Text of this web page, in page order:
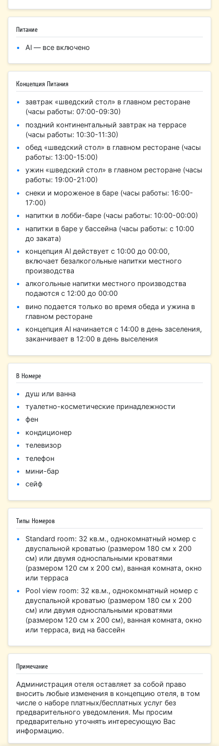
Питание
Al — все включено
Концепция Питания
завтрак «шведский стол» в главном ресторане
(часы работы: 07:00-09:30)
поздний континентальный завтрак на террасе
(часы работы: 10:30-11:30)
обед «шведский стол» в главном ресторане (часы
работы: 13:00-15:00)
ужин «шведский стол» в главном ресторане (часы
работы: 19:00-21:00)
снеки и мороженое в баре (часы работы: 16:00-
17:00)
напитки в лобби-баре (часы работы: 10:00-00:00)
напитки в баре у бассейна (часы работы: с 10:00
до заката)
концепция Al действует с 10:00 до 00:00,
включает безалкогольные напитки местного
производства
алкогольные напитки местного производства
подаются с 12:00 до 00:00
вино подается только во время обеда и ужина в
главном ресторане
концепция Al начинается с 14:00 в день заселения,
заканчивает в 12:00 в день выселения
В Номере
душ или ванна
туалетно-косметические принадлежности
фен
кондиционер
телевизор
телефон
мини-бар
сейф
Типы Номеров
Standard room: 32 кв.м., однокомнатный номер с
двуспальной кроватью (размером 180 см х 200
см) или двумя односпальными кроватями
(размером 120 см х 200 см), ванная комната, окно
или терраса
Pool view room: 32 кв.м., однокомнатный номер с
двуспальной кроватью (размером 180 см х 200
см) или двумя односпальными кроватями
(размером 120 см х 200 см), ванная комната, окно
или терраса, вид на бассейн
Примечание
Администрация отеля оставляет за собой право
вносить любые изменения в концепцию отеля, в том
числе о наборе платных/бесплатных услуг без
предварительного уведомления. Мы просим
предварительно уточнять интересующую Вас
информацию.